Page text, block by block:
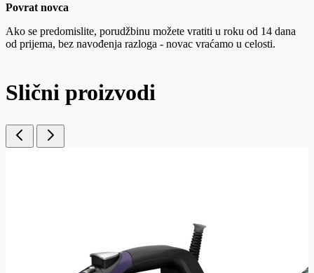
Povrat novca
Ako se predomislite, porudžbinu možete vratiti u roku od 14 dana
od prijema, bez navođenja razloga - novac vraćamo u celosti.
Slični proizvodi